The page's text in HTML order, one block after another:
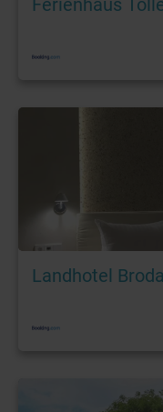
Ferienhaus
Landhotel Broda